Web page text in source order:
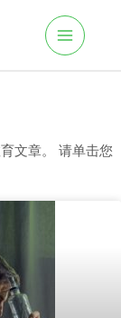
M
N
文章。 请单击您